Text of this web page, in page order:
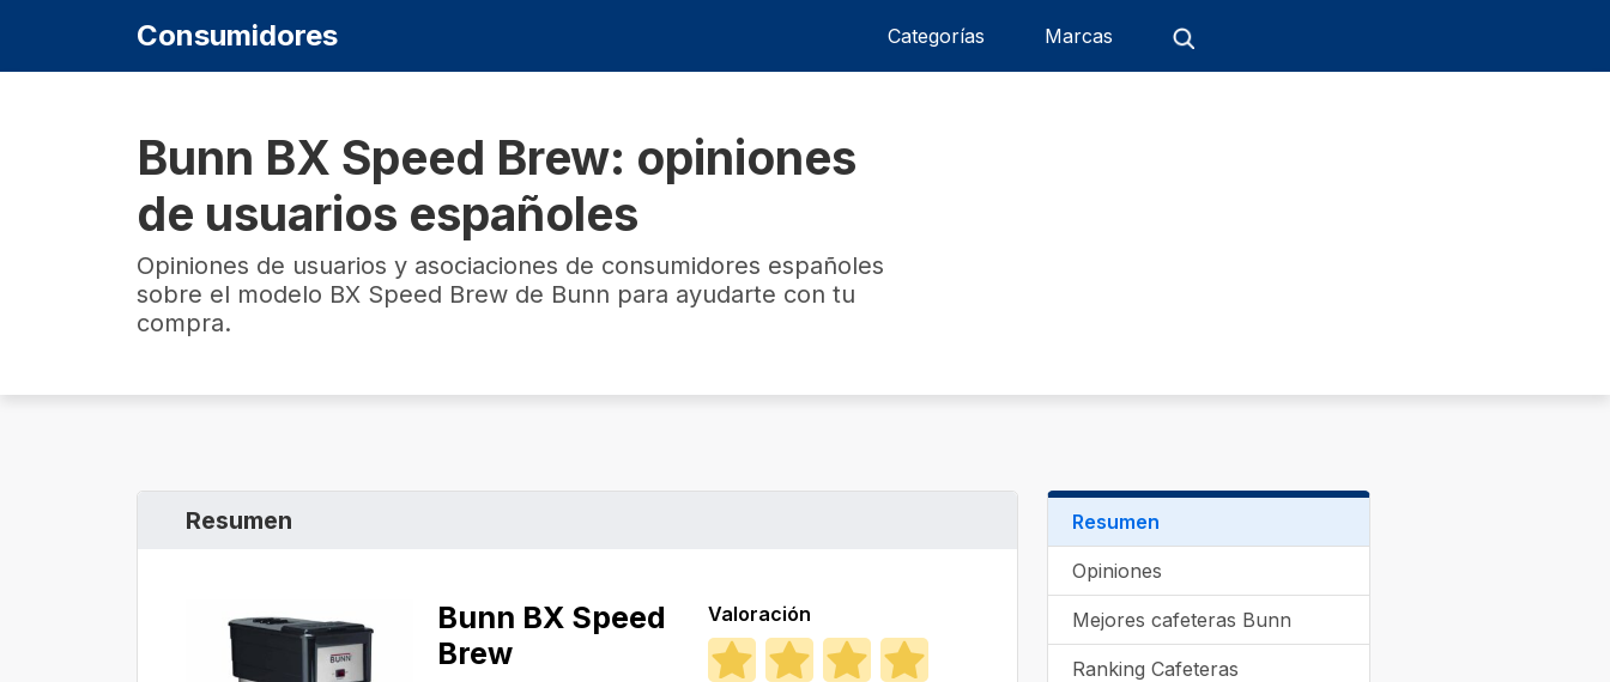
Consumidores Categorías Marcas
Bunn BX Speed Brew: opiniones
de usuarios españoles
Opiniones de usuarios y asociaciones de consumidores españoles
sobre el modelo BX Speed Brew de Bunn para ayudarte con tu
compra.
Resumen
Opiniones
Mejores cafeteras Bunn
Ranking Cafeteras
Resumen
Bunn BX Speed
Brew
Valoración